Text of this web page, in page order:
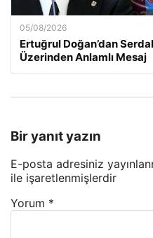
05/08/2026
Ertuğrul Doğan’dan
Üzerinden Anlamlı Mesaj
Bir yanıt yazın
E-posta adresiniz
ile işaretlenmişlerdir
Yorum *